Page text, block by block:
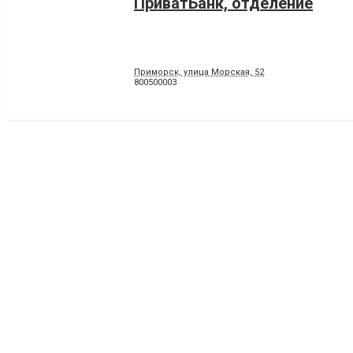
Приморск, улица Морская, 52
800500003